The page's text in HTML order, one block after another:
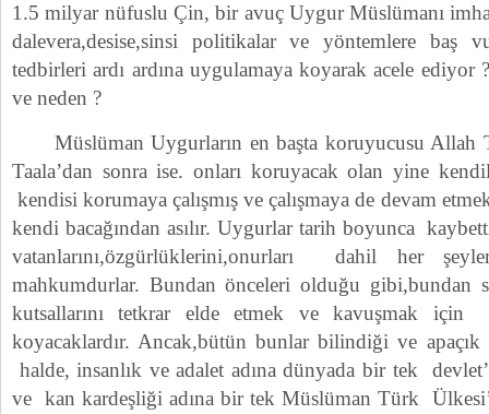
1.5 milyar nüfuslu Çin, bir avuç Uygur Müslümanı
dalevera,desise,sinsi politikalar ve yöntemlere baş
tedbirleri ardı ardına uygulamaya koyarak acele
ve neden ?
Müslüman Uygurların en başta koruyucusu Allah
Taala’dan sonra ise. onları koruyacak olan yine
kendisi korumaya çalışmış ve çalışmaya de devam
kendi bacağından asılır. Uygurlar tarih boyunca
vatanlarını,özgürlüklerini,onurları dahil her
mahkumdurlar. Bundan önceleri olduğu gibi,bundan
kutsallarını tetkrar elde etmek ve kavuşmak
koyacaklardır. Ancak,bütün bunlar bilindiği ve
halde, insanlık ve adalet adına dünyada bir tek
ve kan kardeşliği adına bir tek Müslüman Türk